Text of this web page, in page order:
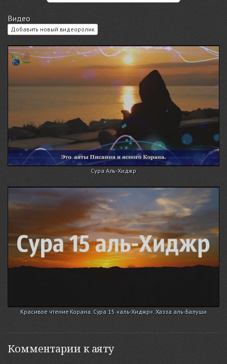
Видео
Добавить новый видеоролик
Сура Аль-Хиджр
Красивое чтение Корана. Сура 15 «аль-Хиджр». Хазза аль-Балуши
Комментарии к аяту